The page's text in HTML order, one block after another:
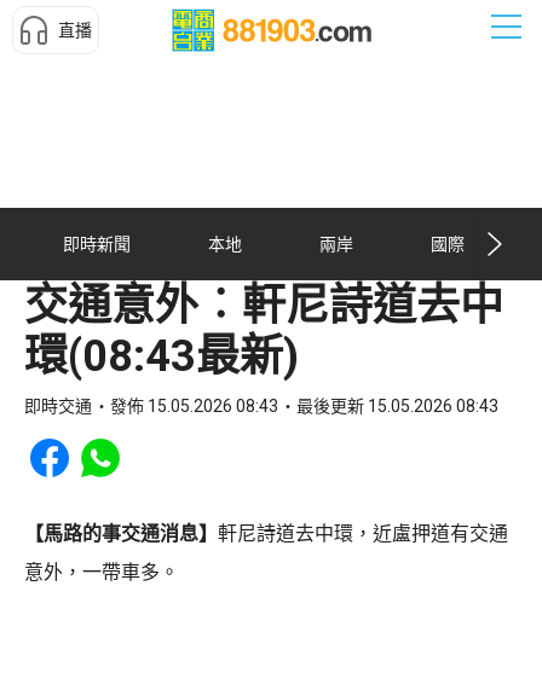
直播
即時新聞 本地 兩岸 國際
交通意外︰軒尼詩道去中
環(08:43最新)
即時交通 發佈 15.05.2026 08:43 最後更新 15.05.2026 08:43
Share to Facebook
Share to WhatsApp
【馬路的事交通消息】 軒尼詩道去中環，近盧押道有交通
意外，一帶車多。